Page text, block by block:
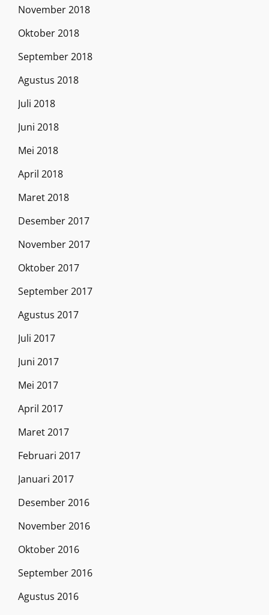
November 2018
Oktober 2018
September 2018
Agustus 2018
Juli 2018
Juni 2018
Mei 2018
April 2018
Maret 2018
Desember 2017
November 2017
Oktober 2017
September 2017
Agustus 2017
Juli 2017
Juni 2017
Mei 2017
April 2017
Maret 2017
Februari 2017
Januari 2017
Desember 2016
November 2016
Oktober 2016
September 2016
Agustus 2016